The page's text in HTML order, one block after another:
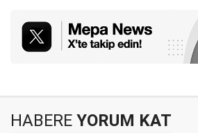
HABERE YORUM KAT